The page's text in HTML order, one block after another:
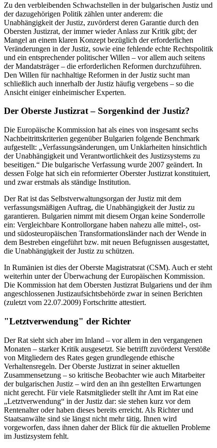
Zu den verbleibenden Schwachstellen in der bulgarischen Justiz und
der dazugehörigen Politik zählen unter anderem: die
Unabhängigkeit der Justiz, zuvörderst deren Garantie durch den
Obersten Justizrat, der immer wieder Anlass zur Kritik gibt; der
Mangel an einem klaren Konzept bezüglich der erforderlichen
Veränderungen in der Justiz, sowie eine fehlende echte Rechtspolitik
und ein entsprechender politischer Willen – vor allem auch seitens
der Mandatsträger – die erforderlichen Reformen durchzuführen.
Den Willen für nachhaltige Reformen in der Justiz sucht man
schließlich auch innerhalb der Justiz häufig vergebens – so die
Ansicht einiger einheimischer Experten.
Der Oberste Justizrat – Sorgenkind der Justiz?
Die Europäische Kommission hat als eines von insgesamt sechs
Nachbeitrittskriterien gegenüber Bulgarien folgende Benchmark
aufgestellt: „Verfassungsänderungen, um Unklarheiten hinsichtlich
der Unabhängigkeit und Verantwortlichkeit des Justizsystems zu
beseitigen.“ Die bulgarische Verfassung wurde 2007 geändert. In
dessen Folge hat sich ein reformierter Oberster Justizrat konstituiert,
und zwar erstmals als ständige Institution.
Der Rat ist das Selbstverwaltungsorgan der Justiz mit dem
verfassungsmäßigen Auftrag, die Unabhängigkeit der Justiz zu
garantieren. Bulgarien nimmt mit diesem Organ keine Sonderrolle
ein: Vergleichbare Kontrollorgane haben nahezu alle mittel-, ost-
und südosteuropäischen Transformationsländer nach der Wende in
dem Bestreben eingeführt bzw. mit neuen Befugnissen ausgestattet,
die Unabhängigkeit der Justiz zu schützen.
In Rumänien ist dies der Oberste Magistratsrat (CSM). Auch er steht
weiterhin unter der Überwachung der Europäischen Kommission.
Die Kommission hat dem Obersten Justizrat Bulgariens und der ihm
angeschlossenen Justizaufsichtsbehörde zwar in seinen Berichten
(zuletzt vom 22.07.2009) Fortschritte attestiert.
"Letztverwendung" der Richter
Der Rat sieht sich aber im Inland – vor allem in den vergangenen
Monaten – starker Kritik ausgesetzt. Sie betrifft zuvörderst Verstöße
von Mitgliedern des Rates gegen grundlegende ethische
Verhaltensregeln. Der Oberste Justizrat in seiner aktuellen
Zusammensetzung – so kritische Beobachter wie auch Mitarbeiter
der bulgarischen Justiz – wird den an ihn gestellten Erwartungen
nicht gerecht. Für viele Ratsmitglieder stellt ihr Amt im Rat eine
„Letztverwendung“ in der Justiz dar: sie stehen kurz vor dem
Rentenalter oder haben dieses bereits erreicht. Als Richter und
Staatsanwälte sind sie längst nicht mehr tätig. Ihnen wird
vorgeworfen, dass ihnen daher der Blick für die aktuellen Probleme
im Justizsystem fehlt.